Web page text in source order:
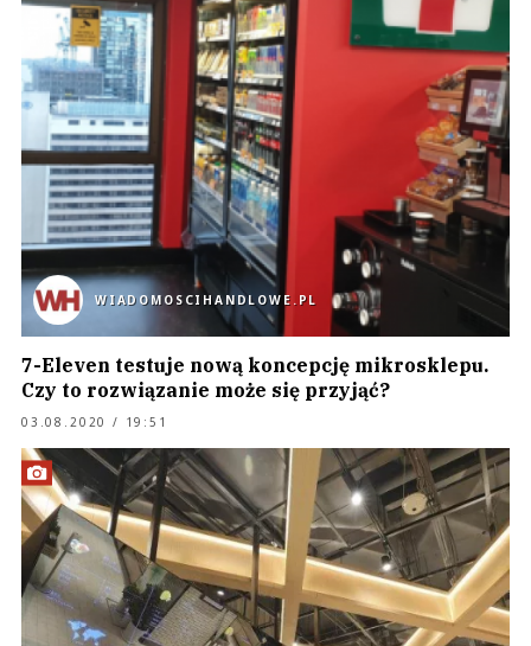
WIADOMOSCIHANDLOWE.PL
7-Eleven testuje nową koncepcję mikrosklepu.
Czy to rozwiązanie może się przyjąć?
03.08.2020 / 19:51